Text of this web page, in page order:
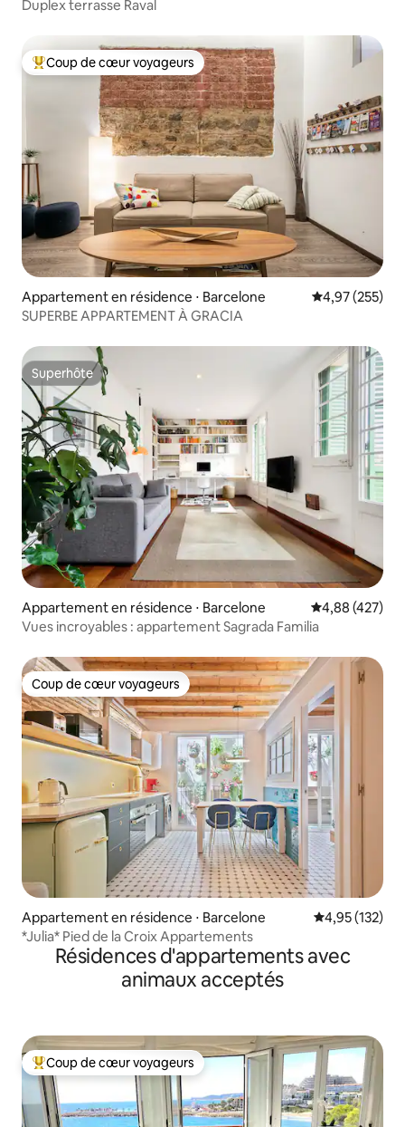
région. Venez profiter de tout ce que
cet endroit fantastique a à offrir.
Duplex terrasse Raval
Coups de cœur voyageurs les plus appréciés
Coup de cœur voyageurs
Appartement en résidence ⋅ Barcelone Évaluation
4,97 (255)
SUPERBE APPARTEMENT À GRACIA
Superhôte
Superhôte
Appartement en résidence ⋅ Barcelone Évaluation
4,88 (427)
Vues incroyables : appartement Sagrada Familia
Coup de cœur voyageurs
Coup de cœur voyageurs
Appartement en résidence ⋅ Barcelone Évaluation
4,95 (132)
*Julia* Pied de la Croix Appartements
Résidences d'appartements avec
animaux acceptés
Coups de cœur voyageurs les plus appréciés
Coup de cœur voyageurs